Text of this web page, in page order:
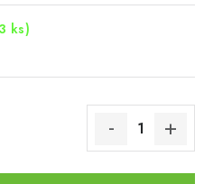
ks)